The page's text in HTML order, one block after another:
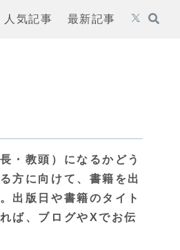
人気記事 最新記事
・教頭）になるかどう
方に向けて、書籍を出
出版日や書籍のタイト
ば、ブログやXでお伝